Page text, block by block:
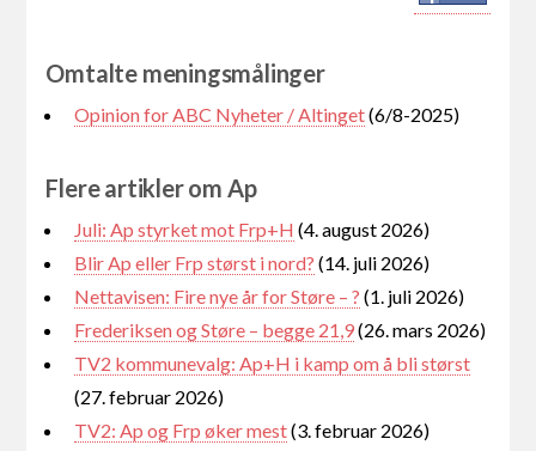
Omtalte meningsmålinger
Opinion for ABC Nyheter / Altinget(6/8-2025)
Flere artikler om Ap
Juli: Ap styrket mot Frp+H (4. august 2026)
Blir Ap eller Frp størst i nord? (14. juli 2026)
Nettavisen: Fire nye år for Støre – ? (1. juli 2026)
Frederiksen og Støre – begge 21,9(26. mars 2026)
TV2 kommunevalg: Ap+H i kamp om å bli størst
(27. februar 2026)
TV2: Ap og Frp øker mest(3. februar 2026)